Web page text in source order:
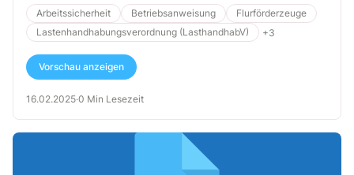
Arbeitssicherheit Betriebsanweisung
Flurförderzeuge
Lastenhandhabungsverordnung (LasthandhabV)
+3
Vorschau anzeigen
16.02.2025·0 Min Lesezeit